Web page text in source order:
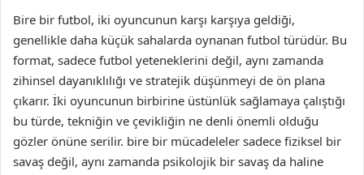
Bire bir futbol, iki oyuncunun karşı karşıya geldiği,
genellikle daha küçük sahalarda oynanan futbol türüdür. Bu
format, sadece futbol yeteneklerini değil, aynı zamanda
zihinsel dayanıklılığı ve stratejik düşünmeyi de ön plana
çıkarır. İki oyuncunun birbirine üstünlük sağlamaya çalıştığı
bu türde, tekniğin ve çevikliğin ne denli önemli olduğu
gözler önüne serilir. bire bir mücadeleler sadece fiziksel bir
savaş değil, aynı zamanda psikolojik bir savaş da haline